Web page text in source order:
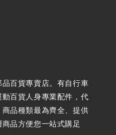
百貨專賣店。有自行車
百貨人身專業配件，代
品種類最為齊全、提供
品方便您一站式購足